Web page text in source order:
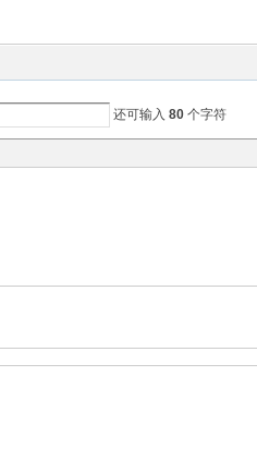
还可输入80 个字符